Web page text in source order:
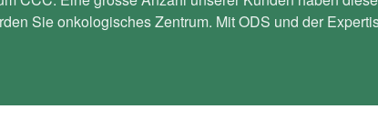
Sie onkologisches Zentrum. Mit ODS und der